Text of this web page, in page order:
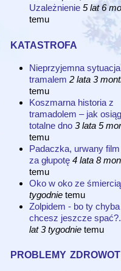
Uzależnienie 5 lat 6
temu
katastrofa
Nieprzyjemna
tramalem 2 lata 3
temu
Koszmarna historia z
tramadolem – jak
totalne dno 3 lata 5
temu
Padaczka, urwany
za głupotę 4 lata 8
temu
Oko w oko ze śmiercią
tygodnietemu
Zolpidem - bo ty
chcesz jeszcze
lat 3 tygodnietemu
problemy